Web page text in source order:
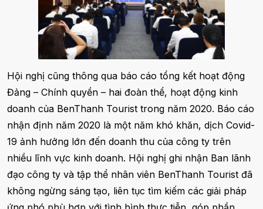
Hội nghị cũng thông qua báo cáo tổng kết hoạt động
Đảng – Chính quyền – hai đoàn thể, hoạt động kinh
doanh của BenThanh Tourist trong năm 2020. Báo cáo
nhận định năm 2020 là một năm khó khăn, dịch Covid-
19 ảnh hưởng lớn đến doanh thu của công ty trên
nhiều lĩnh vực kinh doanh. Hội nghị ghi nhận Ban lãnh
đạo công ty và tập thể nhân viên BenThanh Tourist đã
không ngừng sáng tạo, liên tục tìm kiếm các giải pháp